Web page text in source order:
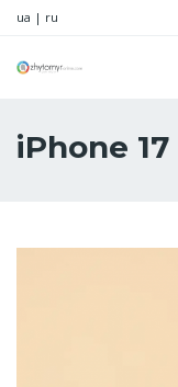
ua | ru
iPhone